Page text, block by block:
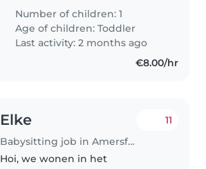
flexible persons need a little
help from babysiters becouse
we can not match with the
working schedule..
Number of children: 1
Age of children:Toddler
Last activity: 2 months ago
€8.00/hr
Elke
Babysitting job in Amersfoort
11
Hoi, we wonen in het